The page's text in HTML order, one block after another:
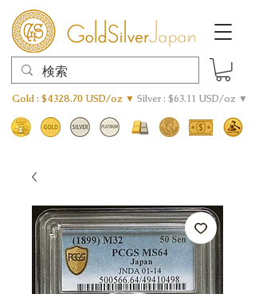
Gold : $4328.70 USD/oz ▼ Silver : $63.11 USD/oz ▼